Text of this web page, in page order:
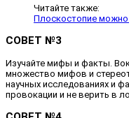
Читайте также:
Плоскостопие
СОВЕТ №3
Изучайте мифы и факты.
множество мифов и
научных исследованиях и
провокации и не верить в